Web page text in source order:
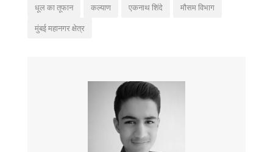
धूल का तूफान
कल्याण एकनाथ शिंदे मौसम विभाग
मुंबई महानगर क्षेत्र